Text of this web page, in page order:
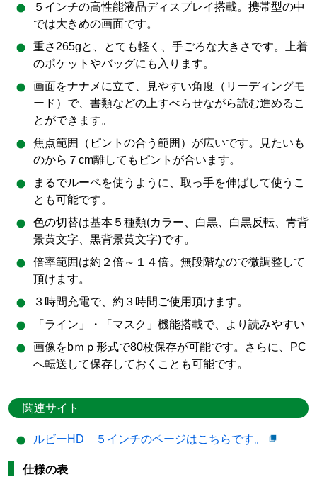
５インチの高性能液晶ディスプレイ搭載。携帯型の中
では大きめの画面です。
重さ265gと、とても軽く、手ごろな大きさです。上着
のポケットやバッグにも入ります。
画面をナナメに立て、見やすい角度（リーディングモ
ード）で、書類などの上すべらせながら読む進めるこ
とができます。
焦点範囲（ピントの合う範囲）が広いです。見たいも
のから７cm離してもピントが合います。
まるでルーペを使うように、取っ手を伸ばして使うこ
とも可能です。
色の切替は基本５種類(カラー、白黒、白黒反転、青背
景黄文字、黒背景黄文字)です。
倍率範囲は約２倍～１４倍。無段階なので微調整して
頂けます。
３時間充電で、約３時間ご使用頂けます。
「ライン」・「マスク」機能搭載で、より読みやすい
画像をbｍｐ形式で80枚保存が可能です。さらに、PC
へ転送して保存しておくことも可能です。
関連サイト
ルビーHD ５インチのページはこちらです。
仕様の表